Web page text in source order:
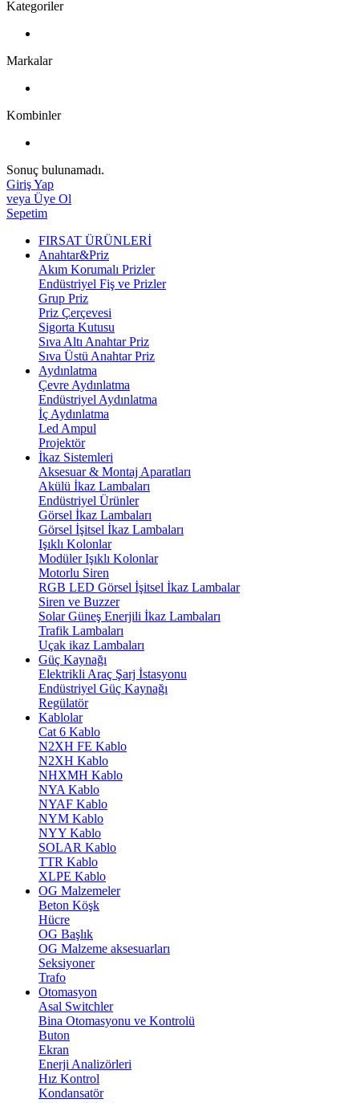
Kategoriler
Markalar
Kombinler
Sonuç bulunamadı.
Giriş Yap
veya Üye Ol
Sepetim
FIRSAT ÜRÜNLERİ
Anahtar&Priz
Akım Korumalı Prizler
Endüstriyel Fiş ve Prizler
Grup Priz
Priz Çerçevesi
Sigorta Kutusu
Sıva Altı Anahtar Priz
Sıva Üstü Anahtar Priz
Aydınlatma
Çevre Aydınlatma
Endüstriyel Aydınlatma
İç Aydınlatma
Led Ampul
Projektör
İkaz Sistemleri
Aksesuar & Montaj Aparatları
Akülü İkaz Lambaları
Endüstriyel Ürünler
Görsel İkaz Lambaları
Görsel İşitsel İkaz Lambaları
Işıklı Kolonlar
Modüler Işıklı Kolonlar
Motorlu Siren
RGB LED Görsel İşitsel İkaz Lambalar
Siren ve Buzzer
Solar Güneş Enerjili İkaz Lambaları
Trafik Lambaları
Uçak ikaz Lambaları
Güç Kaynağı
Elektrikli Araç Şarj İstasyonu
Endüstriyel Güç Kaynağı
Regülatör
Kablolar
Cat 6 Kablo
N2XH FE Kablo
N2XH Kablo
NHXMH Kablo
NYA Kablo
NYAF Kablo
NYM Kablo
NYY Kablo
SOLAR Kablo
TTR Kablo
XLPE Kablo
OG Malzemeler
Beton Köşk
Hücre
OG Başlık
OG Malzeme aksesuarları
Seksiyoner
Trafo
Otomasyon
Asal Switchler
Bina Otomasyonu ve Kontrolü
Buton
Ekran
Enerji Analizörleri
Hız Kontrol
Kondansatör